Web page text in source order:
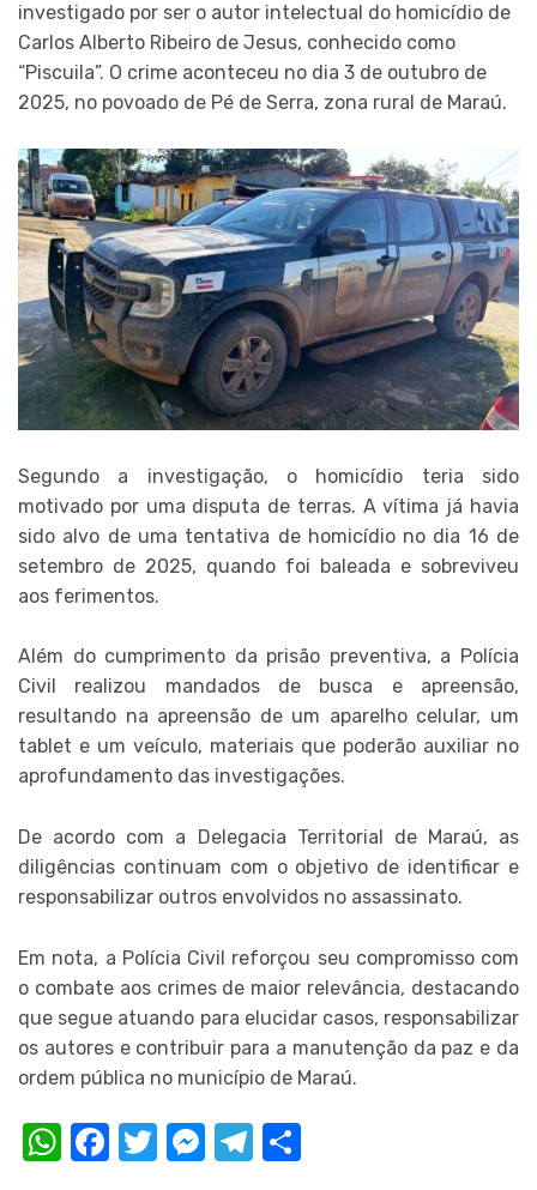
investigado por ser o autor intelectual do homicídio de
Carlos Alberto Ribeiro de Jesus, conhecido como
“Piscuila”. O crime aconteceu no dia 3 de outubro de
2025, no povoado de Pé de Serra, zona rural de Maraú.
Segundo a investigação, o homicídio teria sido
motivado por uma disputa de terras. A vítima já havia
sido alvo de uma tentativa de homicídio no dia 16 de
setembro de 2025, quando foi baleada e sobreviveu
aos ferimentos.
Além do cumprimento da prisão preventiva, a Polícia
Civil realizou mandados de busca e apreensão,
resultando na apreensão de um aparelho celular, um
tablet e um veículo, materiais que poderão auxiliar no
aprofundamento das investigações.
De acordo com a Delegacia Territorial de Maraú, as
diligências continuam com o objetivo de identificar e
responsabilizar outros envolvidos no assassinato.
Em nota, a Polícia Civil reforçou seu compromisso com
o combate aos crimes de maior relevância, destacando
que segue atuando para elucidar casos, responsabilizar
os autores e contribuir para a manutenção da paz e da
ordem pública no município de Maraú.
WhatsApp
Facebook
Twitter
Messenger
Telegram